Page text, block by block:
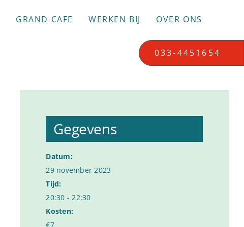
GRAND CAFE WERKEN BIJ OVER ONS
033-4451654
Gegevens
Datum:
29 november 2023
Tijd:
20:30 - 22:30
Kosten:
€7